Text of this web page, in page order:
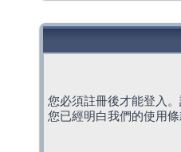
您必須註冊後才能登入
您已經明白我們的使用